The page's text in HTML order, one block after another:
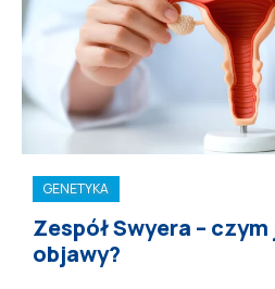
GENETYKA
Zespół Swyera –
objawy?